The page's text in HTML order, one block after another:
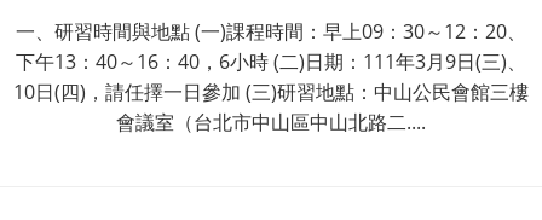
一、研習時間與地點 (一)課程時間：早上09：30～12：20、
下午13：40～16：40，6小時 (二)日期：111年3月9日(三)、
10日(四)，請任擇一日參加 (三)研習地點：中山公民會館三樓
會議室（台北市中山區中山北路二....